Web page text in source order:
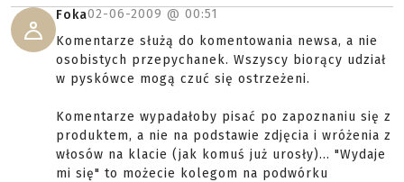
Foka02-06-2009 @ 00:51
Komentarze służą do komentowania newsa, a nie
osobistych przepychanek. Wszyscy biorący udział
w pyskówce mogą czuć się ostrzeżeni.
Komentarze wypadałoby pisać po zapoznaniu się z
produktem, a nie na podstawie zdjęcia i wróżenia z
włosów na klacie (jak komuś już urosły)... "Wydaje
mi się" to możecie kolegom na podwórku